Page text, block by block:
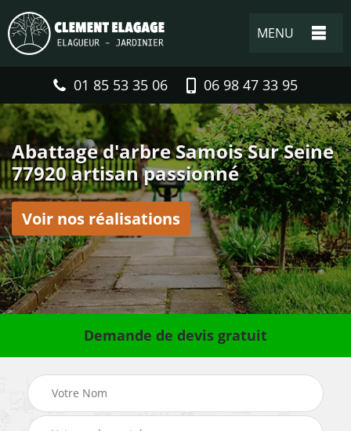
MENU
01 85 53 35 06 06 98 47 33 95
Abattage d'arbre Samois Sur Seine
77920 artisan passionné
Voir nos réalisations
Demande de devis gratuit